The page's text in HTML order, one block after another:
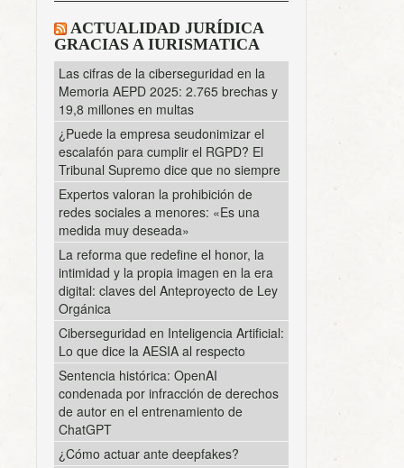
ACTUALIDAD JURÍDICA
GRACIAS A IURISMATICA
Las cifras de la ciberseguridad en la
Memoria AEPD 2025: 2.765 brechas y
19,8 millones en multas
¿Puede la empresa seudonimizar el
escalafón para cumplir el RGPD? El
Tribunal Supremo dice que no siempre
Expertos valoran la prohibición de
redes sociales a menores: «Es una
medida muy deseada»
La reforma que redefine el honor, la
intimidad y la propia imagen en la era
digital: claves del Anteproyecto de Ley
Orgánica
Ciberseguridad en Inteligencia Artificial:
Lo que dice la AESIA al respecto
Sentencia histórica: OpenAI
condenada por infracción de derechos
de autor en el entrenamiento de
ChatGPT
¿Cómo actuar ante deepfakes?